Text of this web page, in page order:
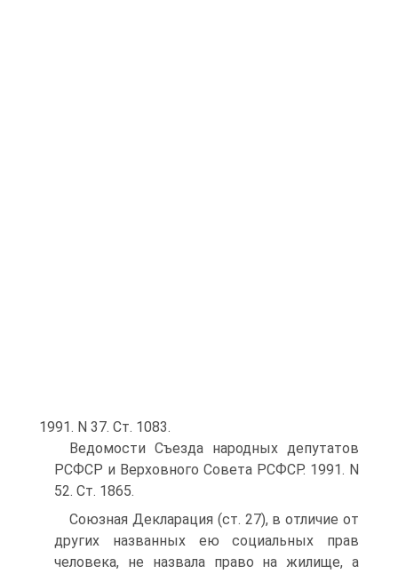
1991. N 37. Ст. 1083.
Ведомости Съезда народных депутатов
РСФСР и Верховного Совета РСФСР. 1991. N
52. Ст. 1865.
Союзная Декларация (ст. 27), в отличие от
других названных ею социальных прав
человека, не назвала право на жилище, а